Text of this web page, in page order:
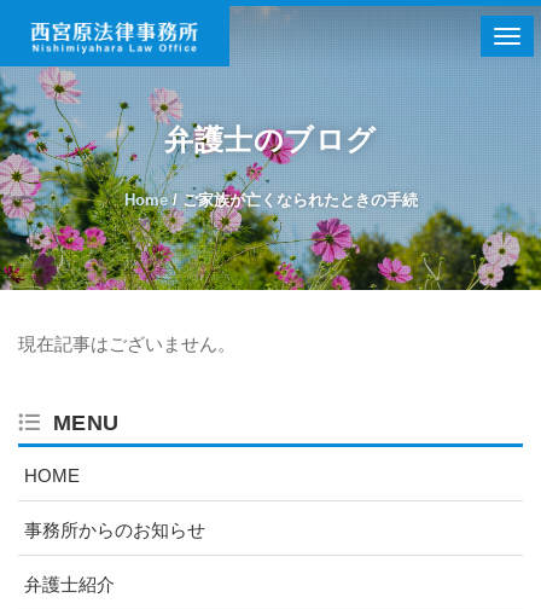
弁護士のブログ
Home/ ご家族が亡くなられたときの手続
現在記事はございません。
MENU
HOME
事務所からのお知らせ
弁護士紹介